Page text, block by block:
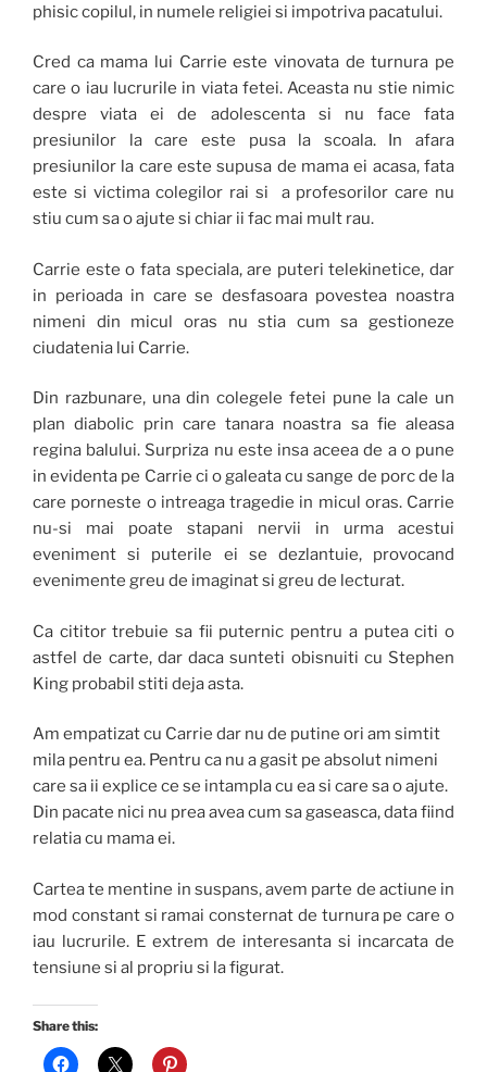
phisic copilul, in numele religiei si impotriva pacatului.
Cred ca mama lui Carrie este vinovata de turnura pe
care o iau lucrurile in viata fetei. Aceasta nu stie nimic
despre viata ei de adolescenta si nu face fata
presiunilor la care este pusa la scoala. In afara
presiunilor la care este supusa de mama ei acasa, fata
este si victima colegilor rai si a profesorilor care nu
stiu cum sa o ajute si chiar ii fac mai mult rau.
Carrie este o fata speciala, are puteri telekinetice, dar
in perioada in care se desfasoara povestea noastra
nimeni din micul oras nu stia cum sa gestioneze
ciudatenia lui Carrie.
Din razbunare, una din colegele fetei pune la cale un
plan diabolic prin care tanara noastra sa fie aleasa
regina balului. Surpriza nu este insa aceea de a o pune
in evidenta pe Carrie ci o galeata cu sange de porc de la
care porneste o intreaga tragedie in micul oras. Carrie
nu-si mai poate stapani nervii in urma acestui
eveniment si puterile ei se dezlantuie, provocand
evenimente greu de imaginat si greu de lecturat.
Ca cititor trebuie sa fii puternic pentru a putea citi o
astfel de carte, dar daca sunteti obisnuiti cu Stephen
King probabil stiti deja asta.
Am empatizat cu Carrie dar nu de putine ori am simtit
mila pentru ea. Pentru ca nu a gasit pe absolut nimeni
care sa ii explice ce se intampla cu ea si care sa o ajute.
Din pacate nici nu prea avea cum sa gaseasca, data fiind
relatia cu mama ei.
Cartea te mentine in suspans, avem parte de actiune in
mod constant si ramai consternat de turnura pe care o
iau lucrurile. E extrem de interesanta si incarcata de
tensiune si al propriu si la figurat.
Share this: